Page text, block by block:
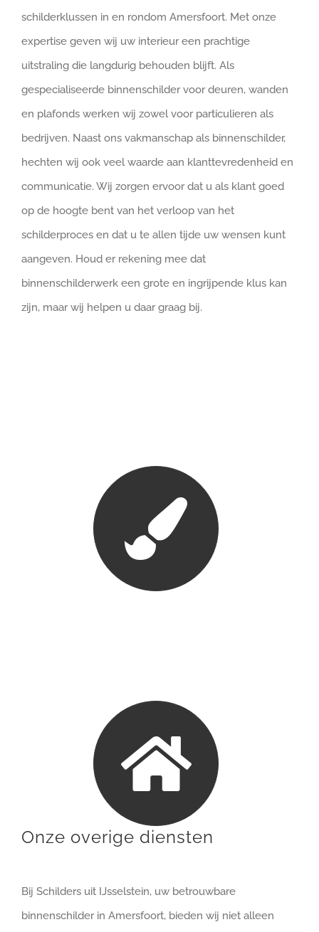
schilderklussen in en rondom Amersfoort. Met onze
expertise geven wij uw interieur een prachtige
uitstraling die langdurig behouden blijft. Als
gespecialiseerde binnenschilder voor deuren, wanden
en plafonds werken wij zowel voor particulieren als
bedrijven. Naast ons vakmanschap als binnenschilder,
hechten wij ook veel waarde aan klanttevredenheid en
communicatie. Wij zorgen ervoor dat u als klant goed
op de hoogte bent van het verloop van het
schilderproces en dat u te allen tijde uw wensen kunt
aangeven. Houd er rekening mee dat
binnenschilderwerk een grote en ingrijpende klus kan
zijn, maar wij helpen u daar graag bij.
Onze overige diensten
Bij Schilders uit IJsselstein, uw betrouwbare
binnenschilder in Amersfoort, bieden wij niet alleen